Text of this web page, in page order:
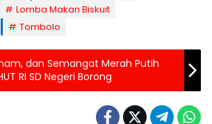
Lomba Makan Biskuit
Tombolo
dan Semangat Merah Putih
RI SD Negeri Borong